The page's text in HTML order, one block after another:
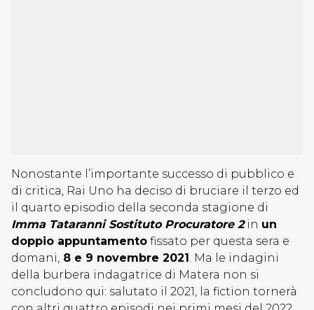
Nonostante l’importante successo di pubblico e
di critica, Rai Uno ha deciso di bruciare il terzo ed
il quarto episodio della seconda stagione di
Imma Tataranni Sostituto Procuratore 2in un
doppio appuntamento fissato per questa sera e
domani, 8 e 9 novembre 2021. Ma le indagini
della burbera indagatrice di Matera non si
concludono qui: salutato il 2021, la fiction tornerà